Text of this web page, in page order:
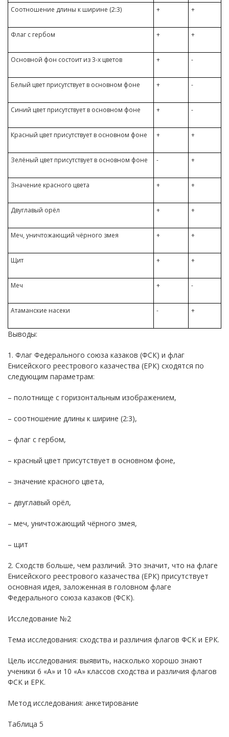
Соотношение длины к ширине (2:3) + +
Флаг с гербом + +
Основной фон состоит из 3-х цветов + -
Белый цвет присутствует в основном фоне + -
Синий цвет присутствует в основном фоне + -
Красный цвет присутствует в основном фоне + +
Зелёный цвет присутствует в основном фоне - +
Значение красного цвета + +
Двуглавый орёл + +
Меч, уничтожающий чёрного змея + +
Щит + +
Меч + -
Атаманские насеки - +
Выводы:
1. Флаг Федерального союза казаков (ФСК) и флаг
Енисейского реестрового казачества (ЕРК) сходятся по
следующим параметрам:
– полотнище с горизонтальным изображением,
– соотношение длины к ширине (2:3),
– флаг с гербом,
– красный цвет присутствует в основном фоне,
– значение красного цвета,
– двуглавый орёл,
– меч, уничтожающий чёрного змея,
– щит
2. Сходств больше, чем различий. Это значит, что на флаге
Енисейского реестрового казачества (ЕРК) присутствует
основная идея, заложенная в головном флаге
Федерального союза казаков (ФСК).
Исследование №2
Тема исследования: сходства и различия флагов ФСК и ЕРК.
Цель исследования: выявить, насколько хорошо знают
ученики 6 «А» и 10 «А» классов сходства и различия флагов
ФСК и ЕРК.
Метод исследования: анкетирование
Таблица 5